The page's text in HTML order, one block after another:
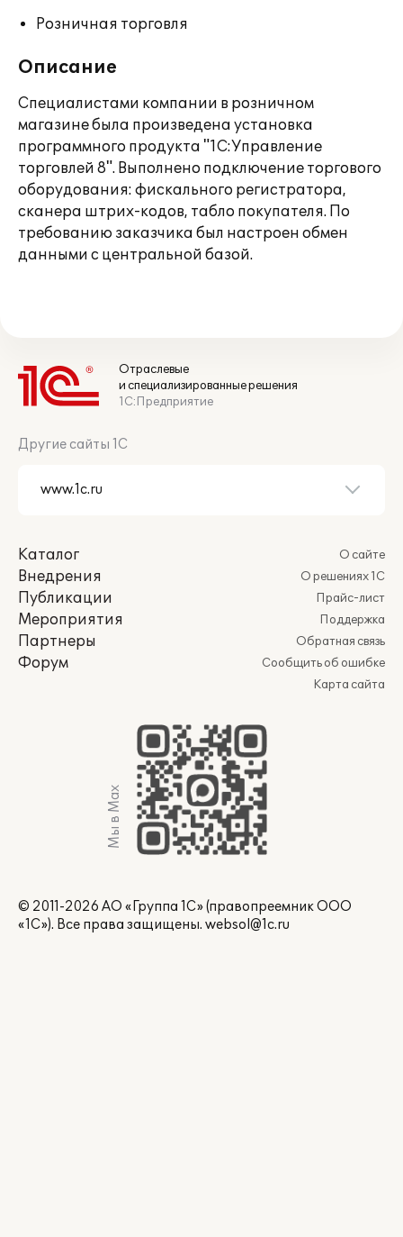
Розничная торговля
Описание
Специалистами компании в розничном
магазине была произведена установка
программного продукта "1С:Управление
торговлей 8". Выполнено подключение торгового
оборудования: фискального регистратора,
сканера штрих-кодов, табло покупателя. По
требованию заказчика был настроен обмен
данными с центральной базой.
Отраслевые
и специализированные решения
1С:Предприятие
Другие сайты 1С
Каталог
Внедрения
Публикации
Мероприятия
Партнеры
Форум
О сайте
О решениях 1С
Прайс-лист
Поддержка
Обратная связь
Сообщить об ошибке
Карта сайта
Мы в Max
© 2011-2026 АО «Группа 1С» (правопреемник ООО
«1С»). Все права защищены. websol@1c.ru